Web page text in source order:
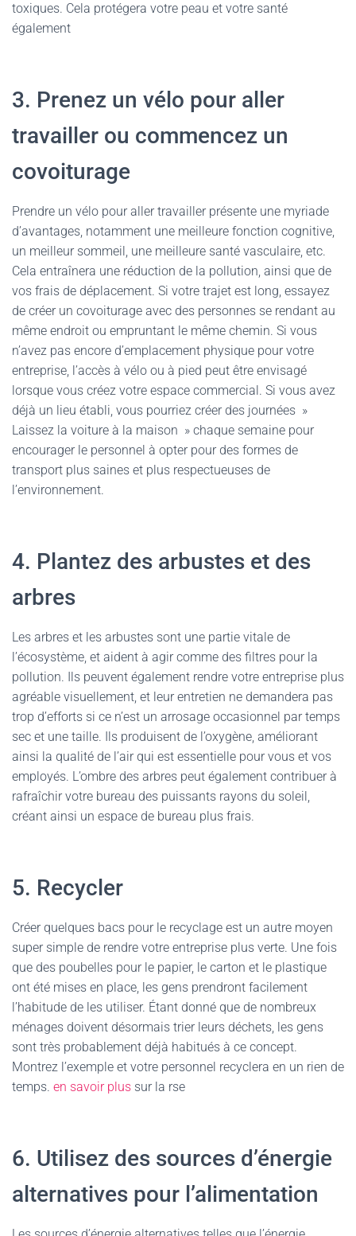
toxiques. Cela protégera votre peau et votre santé
également
3. Prenez un vélo pour aller
travailler ou commencez un
covoiturage
Prendre un vélo pour aller travailler présente une myriade
d’avantages, notamment une meilleure fonction cognitive,
un meilleur sommeil, une meilleure santé vasculaire, etc.
Cela entraînera une réduction de la pollution, ainsi que de
vos frais de déplacement. Si votre trajet est long, essayez
de créer un covoiturage avec des personnes se rendant au
même endroit ou empruntant le même chemin. Si vous
n’avez pas encore d’emplacement physique pour votre
entreprise, l’accès à vélo ou à pied peut être envisagé
lorsque vous créez votre espace commercial. Si vous avez
déjà un lieu établi, vous pourriez créer des journées »
Laissez la voiture à la maison » chaque semaine pour
encourager le personnel à opter pour des formes de
transport plus saines et plus respectueuses de
l’environnement.
4. Plantez des arbustes et des
arbres
Les arbres et les arbustes sont une partie vitale de
l’écosystème, et aident à agir comme des filtres pour la
pollution. Ils peuvent également rendre votre entreprise plus
agréable visuellement, et leur entretien ne demandera pas
trop d’efforts si ce n’est un arrosage occasionnel par temps
sec et une taille. Ils produisent de l’oxygène, améliorant
ainsi la qualité de l’air qui est essentielle pour vous et vos
employés. L’ombre des arbres peut également contribuer à
rafraîchir votre bureau des puissants rayons du soleil,
créant ainsi un espace de bureau plus frais.
5. Recycler
Créer quelques bacs pour le recyclage est un autre moyen
super simple de rendre votre entreprise plus verte. Une fois
que des poubelles pour le papier, le carton et le plastique
ont été mises en place, les gens prendront facilement
l’habitude de les utiliser. Étant donné que de nombreux
ménages doivent désormais trier leurs déchets, les gens
sont très probablement déjà habitués à ce concept.
Montrez l’exemple et votre personnel recyclera en un rien de
temps. en savoir plus sur la rse
6. Utilisez des sources d’énergie
alternatives pour l’alimentation